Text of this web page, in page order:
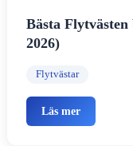
Bästa
2026)
Flytvästar
Läs mer